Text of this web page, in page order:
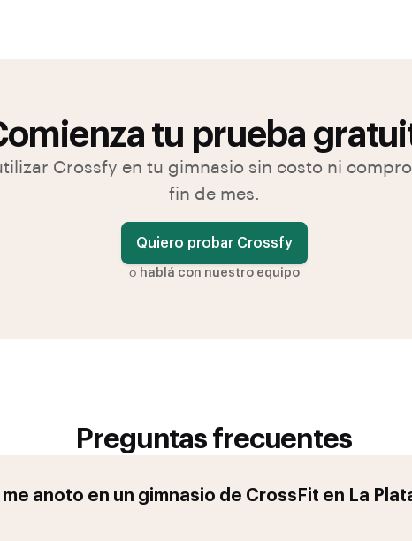
tu prueba
Crossfy en tu gimnasio sin costo ni
fin de mes.
Quiero probar Crossfy
o hablá con nuestro equipo
Preguntas frecuentes
me anoto en un gimnasio de CrossFit en La